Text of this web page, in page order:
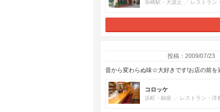
長崎駅・大波止 レストラン
投稿：2009/07/23
昔から変わらぬ味☆大好きです!お店の前を
コロッケ
浜町・銅座 レストラン・洋